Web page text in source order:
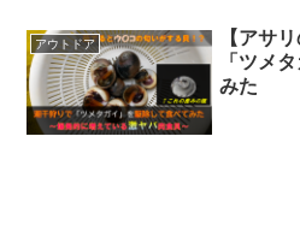
アウトドア
【アサ
「ツメ
みた